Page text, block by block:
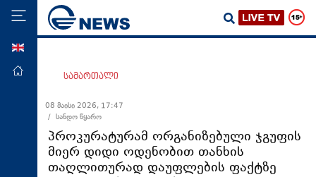
მთავარი
ეკონომიკა
მსოფლიო
ჯანდაცვა
სამართალი
08 მაისი 2026, 17:47
/ სანდო წყარო
პროკურატურამ ორგანიზებული ჯგუფის
მიერ დიდი ოდენობით თანხის
თაღლითურად დაუფლების ფაქტზე